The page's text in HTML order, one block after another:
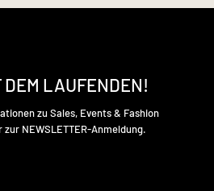
LAUFENDEN!
zu Sales, Events & Fashion
zur NEWSLETTER-Anmeldung.